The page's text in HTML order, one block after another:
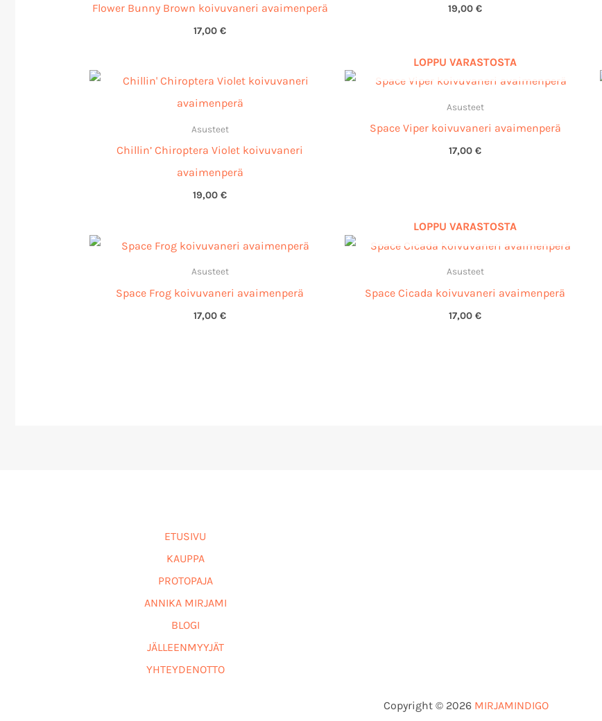
Flower Bunny Brown koivuvaneri avaimenperä
17,00€
19,00€
Asusteet
Chillin’ Chiroptera Violet koivuvaneri
avaimenperä
19,00€
LOPPU VARASTOSTA
Asusteet
Space Viper koivuvaneri avaimenperä
17,00€
Asusteet
Space Frog koivuvaneri avaimenperä
17,00€
LOPPU VARASTOSTA
Asusteet
Space Cicada koivuvaneri avaimenperä
17,00€
ETUSIVU
KAUPPA
PROTOPAJA
ANNIKA MIRJAMI
BLOGI
JÄLLEENMYYJÄT
YHTEYDENOTTO
Copyright © 2026 MIRJAMINDIGO